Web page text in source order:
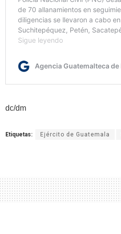
dc/dm
Etiquetas: Ejército de Guatemala